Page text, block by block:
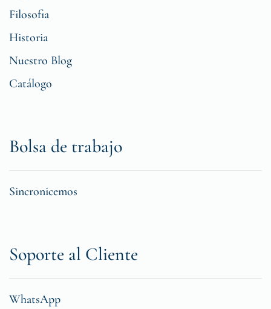
Filosofia
Historia
Nuestro Blog
Catálogo
Bolsa de trabajo
Sincronicemos
Soporte al Cliente
WhatsApp